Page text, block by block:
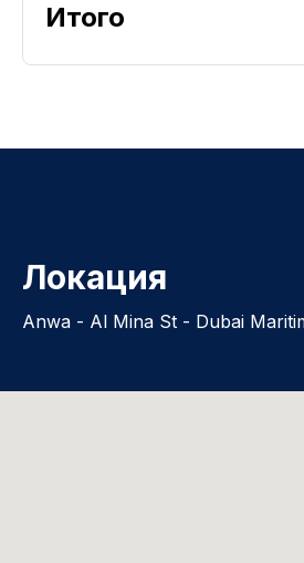
Итого
Локация
Anwa - Al Mina St - Dubai